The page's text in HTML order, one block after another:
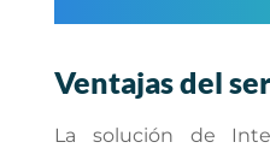
Ventajas del
La solución de